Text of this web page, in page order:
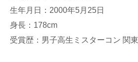
生年月日：2000年5月25日
身長：178cm
受賞歴：男子高生ミスターコン 関